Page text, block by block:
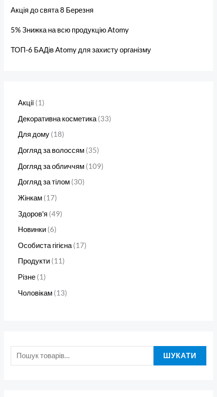
Акція до свята 8 Березня
5% Знижка на всю продукцію Atomy
ТОП-6 БАДів Atomy для захисту організму
Акції 1
Декоративна косметика 33
Для дому 18
Догляд за волоссям 35
Догляд за обличчям 109
Догляд за тілом 30
Жінкам 17
Здоров'я 49
Новинки 6
Особиста гігієна 17
Продукти 11
Різне 1
Чоловікам 13
ШУКАТИ